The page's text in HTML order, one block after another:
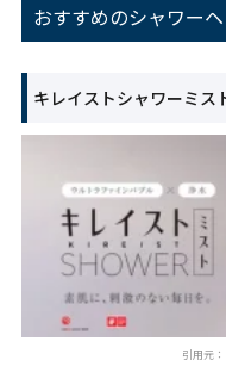
おすすめのシャワー
キレイストシャワーミス
引用元